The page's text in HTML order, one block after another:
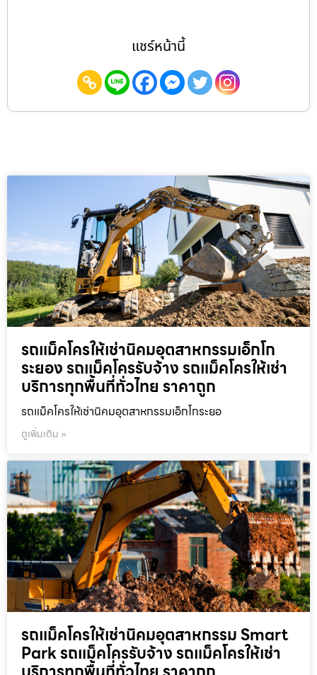
แชร์หน้านี้
รถแม็คโครให้เช่านิคมอุตสาหกรรมเอ็กโก
ระยอง รถแม็คโครรับจ้าง รถแม็คโครให้เช่า
บริการทุกพื้นที่ทั่วไทย ราคาถูก
รถแม็คโครให้เช่านิคมอุตสาหกรรมเอ็กโกระยอ
ดูเพิ่มเติม »
รถแม็คโครให้เช่านิคมอุตสาหกรรม Smart
Park รถแม็คโครรับจ้าง รถแม็คโครให้เช่า